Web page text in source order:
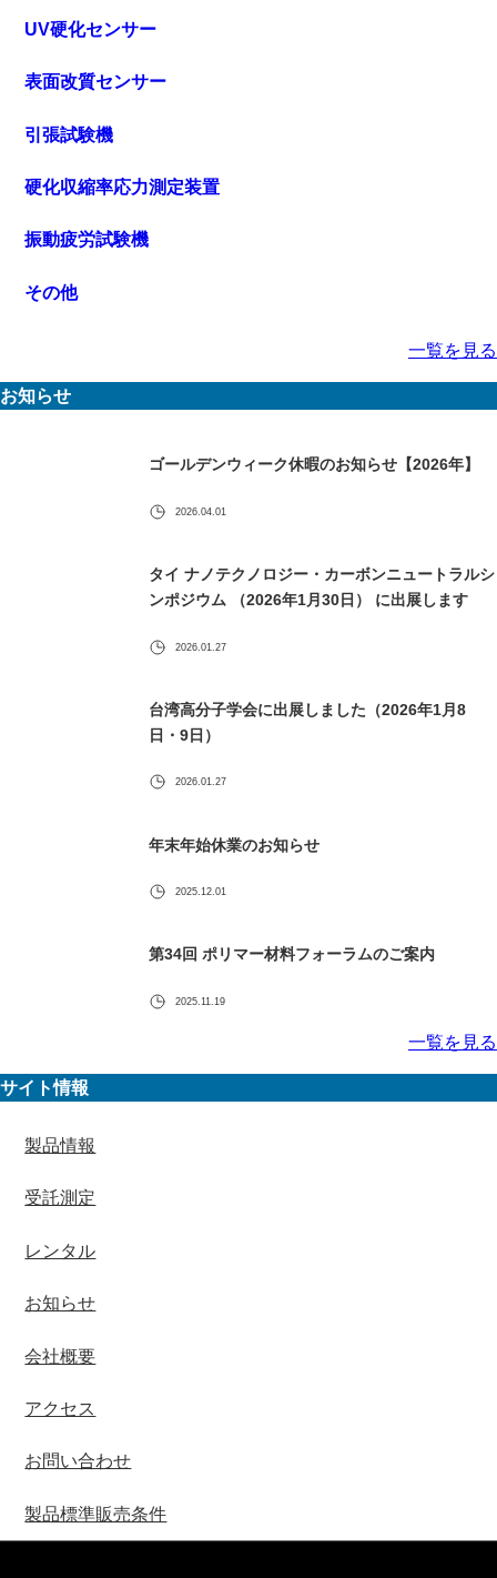
UV硬化センサー
表面改質センサー
引張試験機
硬化収縮率応力測定装置
振動疲労試験機
その他
一覧を見る
お知らせ
ゴールデンウィーク休暇のお知らせ【2026年】
2026.04.01
タイ ナノテクノロジー・カーボンニュートラルシ
ンポジウム （2026年1月30日） に出展します
2026.01.27
台湾高分子学会に出展しました（2026年1月8
日・9日）
2026.01.27
年末年始休業のお知らせ
2025.12.01
第34回 ポリマー材料フォーラムのご案内
2025.11.19
一覧を見る
サイト情報
製品情報
受託測定
レンタル
お知らせ
会社概要
アクセス
お問い合わせ
製品標準販売条件